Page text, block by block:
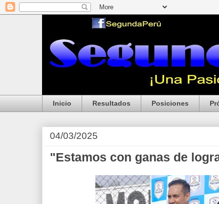
Inicio Resultados Posiciones
04/03/2025
"Estamos con ganas de